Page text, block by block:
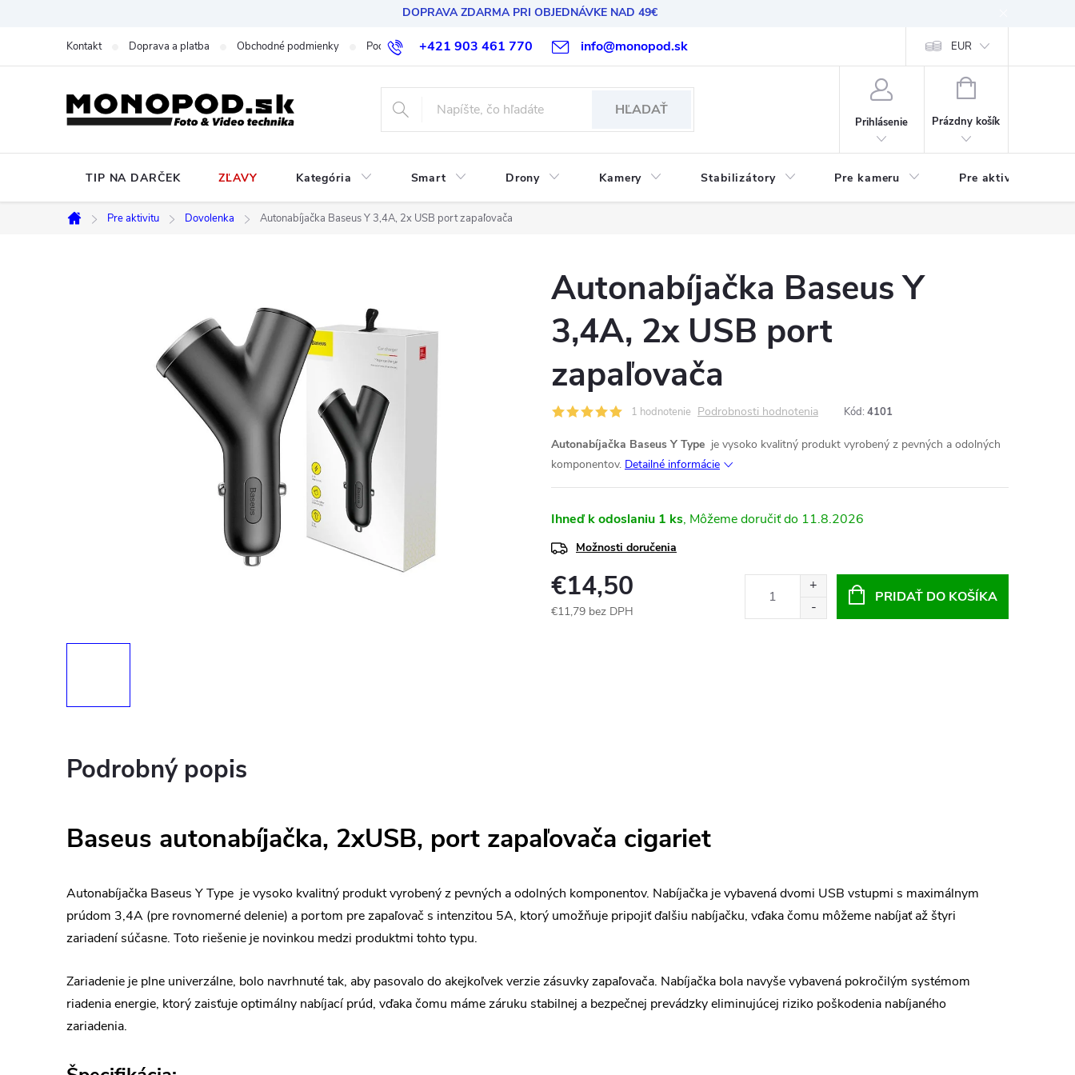
DOPRAVA ZDARMA PRI OBJEDNÁVKE NAD 49€
+421 903 461 770 info@monopod.sk
Kontakt Doprava a platba Obchodné podmienky Podmienky ochrany osobných údajov Reklamácia a vrátenie EUR
HĽADAŤ
Prihlásenie
NÁKUPNÝ
Prázdny košík
TIP NA DARČEK ZĽAVY Kategória Smart Drony Kamery Stabilizátory Pre kameru Pre aktivitu
Domov
Pre aktivitu Dovolenka Autonabíjačka Baseus Y 3,4A, 2x USB port zapaľovača
Autonabíjačka Baseus Y
3,4A, 2x USB port
zapaľovača
1 hodnotenie Podrobnosti hodnotenia Kód: 4101
Autonabíjačka Baseus Y Type je vysoko kvalitný produkt vyrobený z pevných a odolných
komponentov. Detailné informácie
Ihneď k odoslaniu 1 ks 11.8.2026
Možnosti doručenia
€14,50
€11,79 bez DPH
PRIDAŤ DO KOŠÍKA
Podrobný popis
Baseus autonabíjačka, 2xUSB, port zapaľovača cigariet
Autonabíjačka Baseus Y Type je vysoko kvalitný produkt vyrobený z pevných a odolných komponentov. Nabíjačka je vybavená dvomi USB vstupmi s maximálnym
prúdom 3,4A (pre rovnomerné delenie) a portom pre zapaľovač s intenzitou 5A, ktorý umožňuje pripojiť ďalšiu nabíjačku, vďaka čomu môžeme nabíjať až štyri
zariadení súčasne. Toto riešenie je novinkou medzi produktmi tohto typu.
Zariadenie je plne univerzálne, bolo navrhnuté tak, aby pasovalo do akejkoľvek verzie zásuvky zapaľovača. Nabíjačka bola navyše vybavená pokročilým systémom
riadenia energie, ktorý zaisťuje optimálny nabíjací prúd, vďaka čomu máme záruku stabilnej a bezpečnej prevádzky eliminujúcej riziko poškodenia nabíjaného
zariadenia.